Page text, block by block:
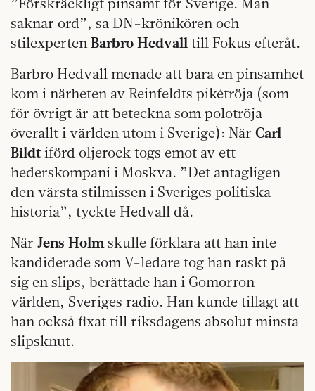
saknar ord”, sa DN-krönikören och
stilexperten Barbro Hedvall till Fokus efteråt.
Barbro Hedvall menade att bara en pinsamhet
kom i närheten av Reinfeldts pikétröja (som
för övrigt är att beteckna som polotröja
överallt i världen utom i Sverige): När Carl
Bildt iförd oljerock togs emot av ett
hederskompani i Moskva. ”Det antagligen
den värsta stilmissen i Sveriges politiska
historia”, tyckte Hedvall då.
När Jens Holm skulle förklara att han inte
kandiderade som V-ledare tog han raskt på
sig en slips, berättade han i Gomorron
världen, Sveriges radio. Han kunde tillagt att
han också fixat till riksdagens absolut minsta
slipsknut.